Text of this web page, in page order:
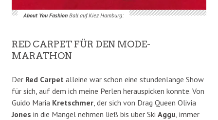
About You FashionBall auf Kiez Hamburg:
RED CARPET FÜR DEN MODE-
MARATHON
Der Red Carpet alleine war schon eine stundenlange Show
für sich, auf dem ich meine Perlen herauspicken konnte. Von
Guido Maria Kretschmer , der sich von Drag Queen Olivia
Jones in die Mangel nehmen ließ bis über Ski Aggu , immer